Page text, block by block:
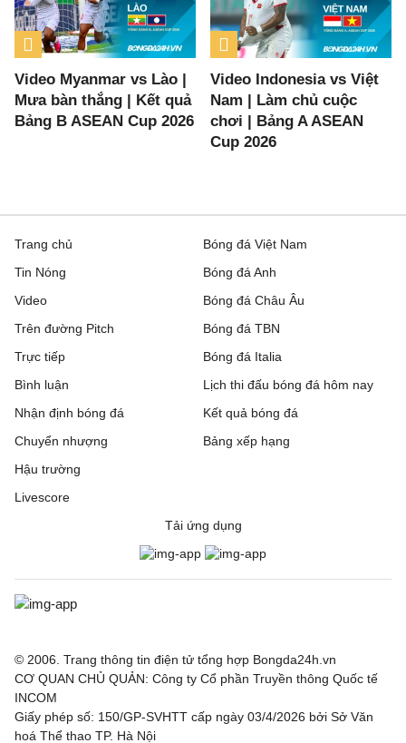
Video Myanmar vs Lào |
Mưa bàn thắng | Kết quả
Bảng B ASEAN Cup 2026
Video Indonesia vs Việt
Nam | Làm chủ cuộc
chơi | Bảng A ASEAN
Cup 2026
Trang chủ
Tin Nóng
Video
Trên đường Pitch
Trực tiếp
Bóng đá Việt Nam
Bóng đá Anh
Bóng đá Châu Âu
Bóng đá TBN
Bóng đá Italia
Bình luận
Nhận định bóng đá
Chuyển nhượng
Hậu trường
Livescore
Lịch thi đấu bóng đá hôm nay
Kết quả bóng đá
Bảng xếp hạng
Tải ứng dụng
© 2006. Trang thông tin điện tử tổng hợp Bongda24h.vn
CƠ QUAN CHỦ QUẢN: Công ty Cổ phần Truyền thông Quốc tế
INCOM
Giấy phép số: 150/GP-SVHTT cấp ngày 03/4/2026 bởi Sở Văn
hoá Thể thao TP. Hà Nội